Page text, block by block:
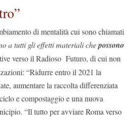
di mentalità cui sono chiamati
a tutti gli effetti materiali chepossono
verso il Radioso Futuro, di cui non
“Ridurre entro il 2021 la
aumentare la raccolta differenziata
e compostaggio e una nuova
“Il tutto per avviare Roma verso